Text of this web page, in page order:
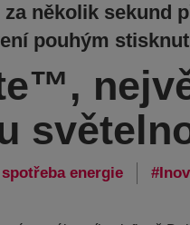
několik sekund
pouhým
energie